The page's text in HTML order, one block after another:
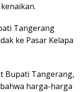
Tangerang
ke Pasar Kelapa
Bupati Tangerang,
harga-harga